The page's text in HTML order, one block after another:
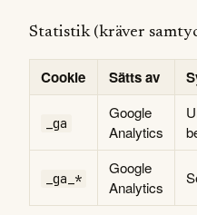
Statistik (kräver
Cookie Sätts av
_ga
Google
Analytics
_ga_*
Google
Analytics